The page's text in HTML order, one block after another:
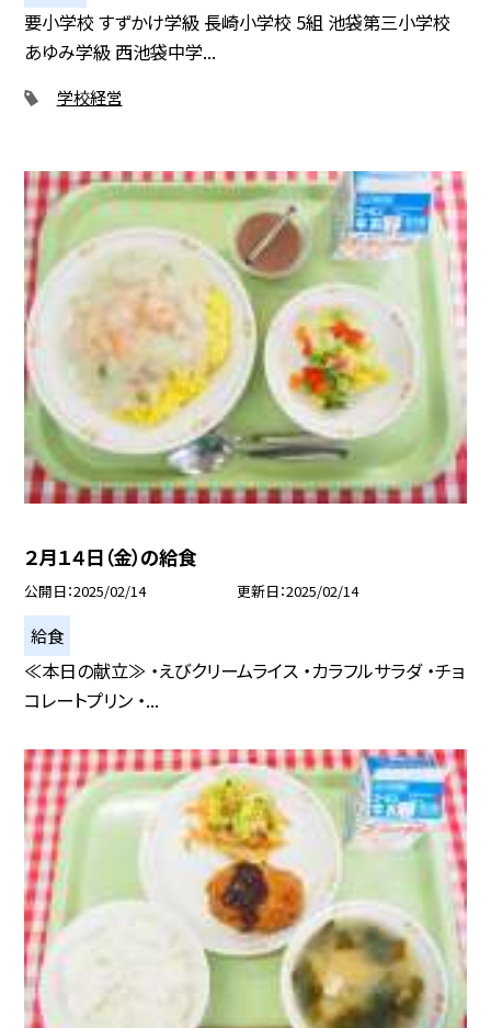
要小学校 すずかけ学級 長崎小学校 5組 池袋第三小学校
あゆみ学級 西池袋中学...
学校経営
２月１４日（金）の給食
公開日 2025/02/14 更新日 2025/02/14
給食
≪本日の献立≫ ・えびクリームライス ・カラフルサラダ ・チョ
コレートプリン ・...